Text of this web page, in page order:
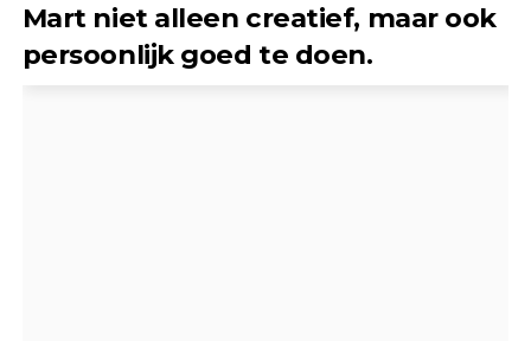
Mart niet alleen creatief, maar ook
persoonlijk goed te doen.